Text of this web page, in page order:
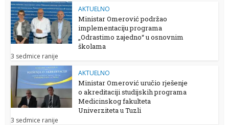
AKTUELNO
Ministar Omerović podržao
implementaciju programa
„Odrastimo zajedno“ u osnovnim
školama
3 sedmice ranije
AKTUELNO
Ministar Omerović uručio rješenje
o akreditaciji studijskih programa
Medicinskog fakulteta
Univerziteta u Tuzli
3 sedmice ranije